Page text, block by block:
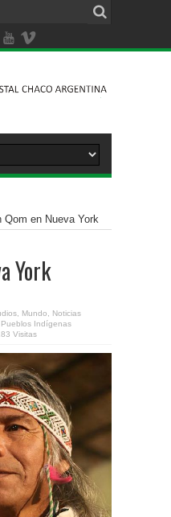
Qom en Nueva York
York
Mundo
Noticias
Pueblos Indígenas
Visitas